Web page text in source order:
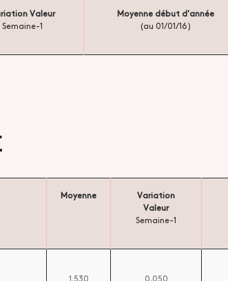
Valeur
Semaine-1
Moyenne début d'année
(au 01/01/16)
Moyenne
Variation
Valeur
Semaine-1
1.530 0.050